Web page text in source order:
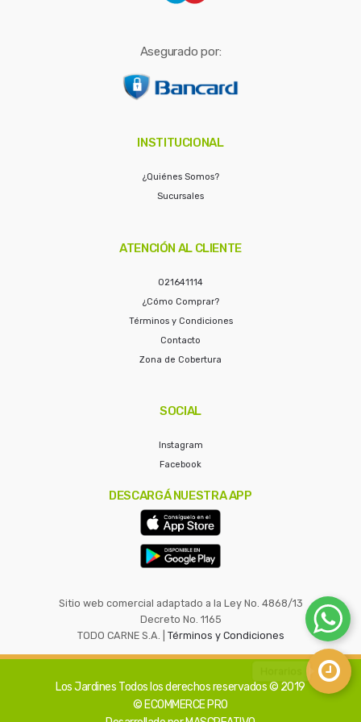
Asegurado por:
INSTITUCIONAL
¿Quiénes Somos?
Sucursales
ATENCIÓN AL CLIENTE
021641114
¿Cómo Comprar?
Términos y Condiciones
Contacto
Zona de Cobertura
SOCIAL
Instagram
Facebook
DESCARGÁ NUESTRA APP
Sitio web comercial adaptado a la Ley No. 4868/13
Decreto No. 1165
TODO CARNE S.A. | Términos y Condiciones
Los Jardines Todos los derechos reservados © 2019
© ECOMMERCE PRO